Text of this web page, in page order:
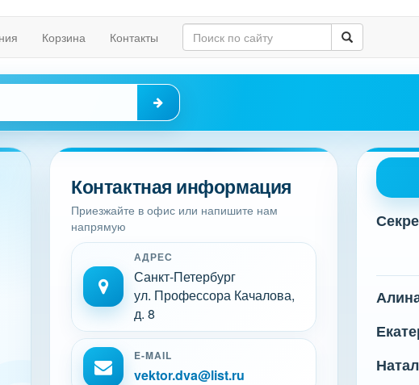
Корзина Контакты
Контактная информация
Приезжайте в офис или напишите нам
напрямую
АДРЕС
Санкт-Петербург
ул. Профессора Качалова,
д. 8
E-MAIL
vektor.dva@list.ru